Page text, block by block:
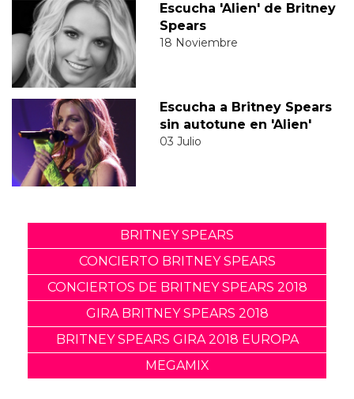
Escucha 'Alien' de Britney
Spears
18 Noviembre
Escucha a Britney Spears
sin autotune en 'Alien'
03 Julio
BRITNEY SPEARS
CONCIERTO BRITNEY SPEARS
CONCIERTOS DE BRITNEY SPEARS 2018
GIRA BRITNEY SPEARS 2018
BRITNEY SPEARS GIRA 2018 EUROPA
MEGAMIX